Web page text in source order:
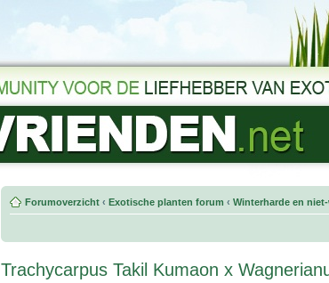
Forumoverzicht ‹ Exotische planten forum ‹ Winterharde en
Trachycarpus Takil Kumaon x